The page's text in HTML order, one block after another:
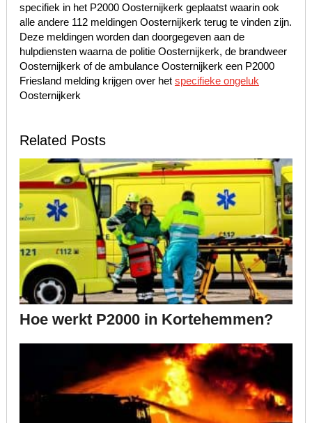
specifiek in het P2000 Oosternijkerk geplaatst waarin ook
alle andere 112 meldingen Oosternijkerk terug te vinden zijn.
Deze meldingen worden dan doorgegeven aan de
hulpdiensten waarna de politie Oosternijkerk, de brandweer
Oosternijkerk of de ambulance Oosternijkerk een P2000
Friesland melding krijgen over het specifieke ongeluk
Oosternijkerk
Related Posts
Hoe werkt P2000 in Kortehemmen?